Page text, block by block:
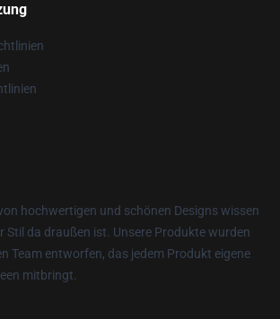
hochwertigen und schönen Designs wissen
Stil da draußen ist. Unsere Produkte wurden
Team entworfen, das jedem Produkt eigene
mitbringt.